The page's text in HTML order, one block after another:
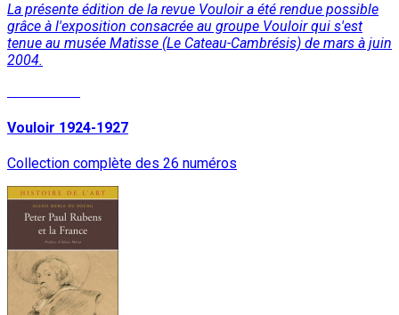
La présente édition de la revue Vouloir a été rendue possible
grâce à l'exposition consacrée au groupe Vouloir qui s'est
tenue au musée Matisse (Le Cateau-Cambrésis) de mars à juin
2004.
Vouloir 1924-1927
Collection complète des 26 numéros